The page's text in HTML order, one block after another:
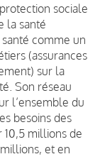
sociale
la santé
comme un
(assurances
sur la
Son réseau
l’ensemble du
besoins des
millions de
et en